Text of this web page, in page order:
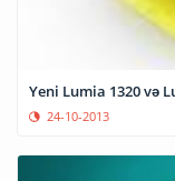
Yeni Lumia 1320 və
24-10-2013